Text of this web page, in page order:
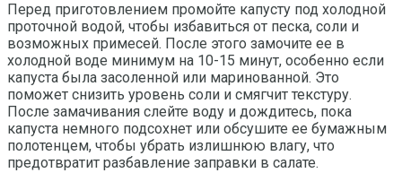
Перед приготовлением промойте капусту под холодной
проточной водой, чтобы избавиться от песка, соли и
возможных примесей. После этого замочите ее в
холодной воде минимум на 10-15 минут, особенно если
капуста была засоленной или маринованной. Это
поможет снизить уровень соли и смягчит текстуру.
После замачивания слейте воду и дождитесь, пока
капуста немного подсохнет или обсушите ее бумажным
полотенцем, чтобы убрать излишнюю влагу, что
предотвратит разбавление заправки в салате.